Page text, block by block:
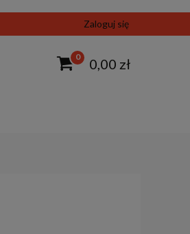
Zaloguj się
0 0,00 zł